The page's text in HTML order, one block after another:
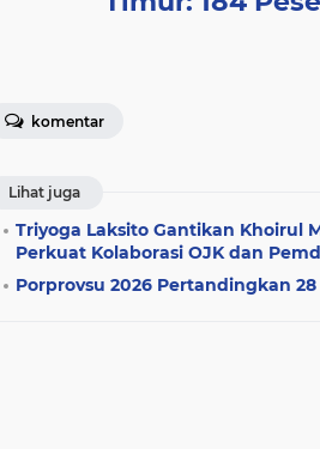
komentar
Lihat juga
Triyoga Laksito Gantikan Khoirul
Perkuat Kolaborasi OJK dan
Porprovsu 2026 Pertandingkan